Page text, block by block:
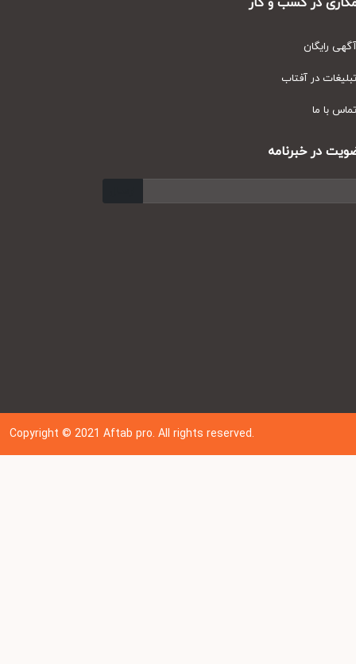
رایگان
در آفتاب
با ما
در خبرنامه
Copyright © 202 1Aftab pro. All rights reserved.